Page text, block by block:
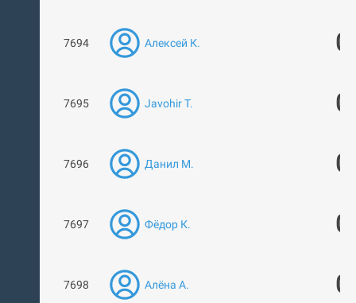
7694 Алексей К. 0
7695 Javohir T. 0
7696 Данил М. 0
7697 Фёдор К. 0
7698 Алёна А. 0